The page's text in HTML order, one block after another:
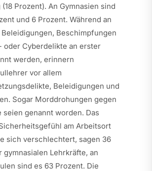
Prozent). An Gymnasien sind
und 6 Prozent. Während an
Beleidigungen, Beschimpfungen
oder Cyberdelikte an erster
werden, erinnern
vor allem
Beleidigungen und
Sogar Morddrohungen gegen
seien genannt worden. Das
am Arbeitsort
sich verschlechtert, sagen 36
gymnasialen Lehrkräfte, an
sind es 63 Prozent. Die